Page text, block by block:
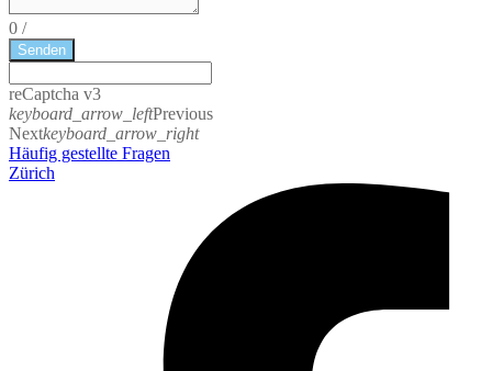
0 /
Senden
reCaptcha v3
keyboard_arrow_leftPrevious
Nextkeyboard_arrow_right
Häufig gestellte Fragen
Zürich